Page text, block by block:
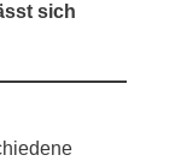
sich